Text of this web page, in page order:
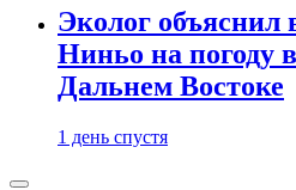
Эколог объяснил
Ниньо на погоду
Дальнем Востоке
1 день спустя